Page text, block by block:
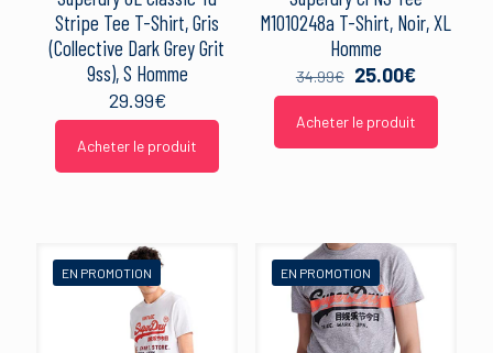
Stripe Tee T-Shirt, Gris
(Collective Dark Grey Grit
9ss), S Homme
29.99€
Acheter le produit
M1010248a T-Shirt, Noir, XL
Homme
34.99€ Le
prix
initial
était :
25.00€Le
prix
actuel
est :
Acheter le produit
EN PROMOTION EN PROMOTION